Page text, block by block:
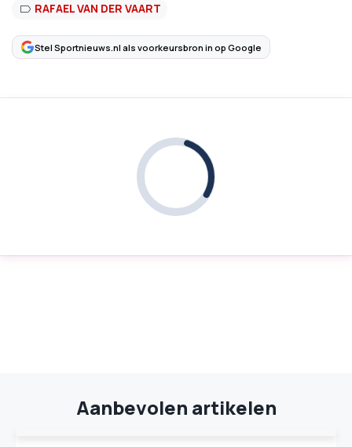
RAFAEL VAN DER VAART
Stel Sportnieuws.nl als voorkeursbron in op Google
Aanbevolen artikelen